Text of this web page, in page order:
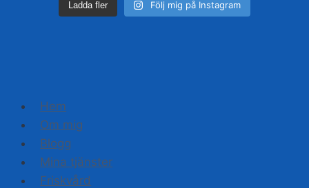
Ladda fler Följ mig på Instagram
Hem
Om mig
Blogg
Mina tjänster
Friskvård